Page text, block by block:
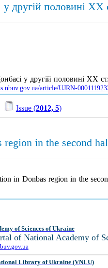
другій половині XX
у другій половині XX
article/UJRN-
Issue (2012, 5)
in the second
in Donbas region in the
of Sciences of Ukraine
of National Academy of
Library of Ukraine (VNLU)